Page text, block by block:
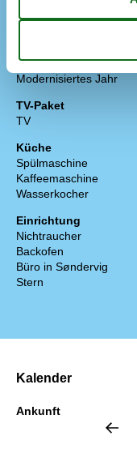
Wohnfläche in m²
Anzahl Haustiere
Modernisiertes Jahr
TV-Paket
TV
Küche
Spülmaschine
Kaffeemaschine
Wasserkocher
Einrichtung
Nichtraucher
Backofen
Büro in Søndervig
Stern
Kalender
Ankunft